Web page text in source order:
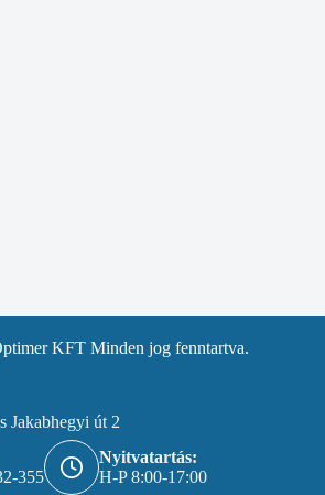
KFT Minden jog fenntartva.
Jakabhegyi út 2
355
Nyitvatartás:
H-P 8:00-17:00